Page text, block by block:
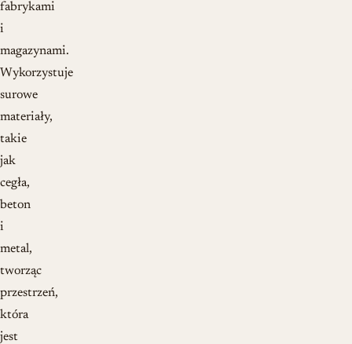
fabrykami
i
magazynami.
Wykorzystuje
surowe
materiały,
takie
jak
cegła,
beton
i
metal,
tworząc
przestrzeń,
która
jest